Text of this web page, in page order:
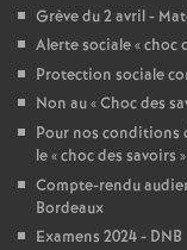
Grève du 2 avril -
Alerte sociale «choc
Protection sociale
Non au «Choc des
Pour nos conditions
le «choc des savoirs »
Compte-rendu
Bordeaux
Examens 2024 - DNB